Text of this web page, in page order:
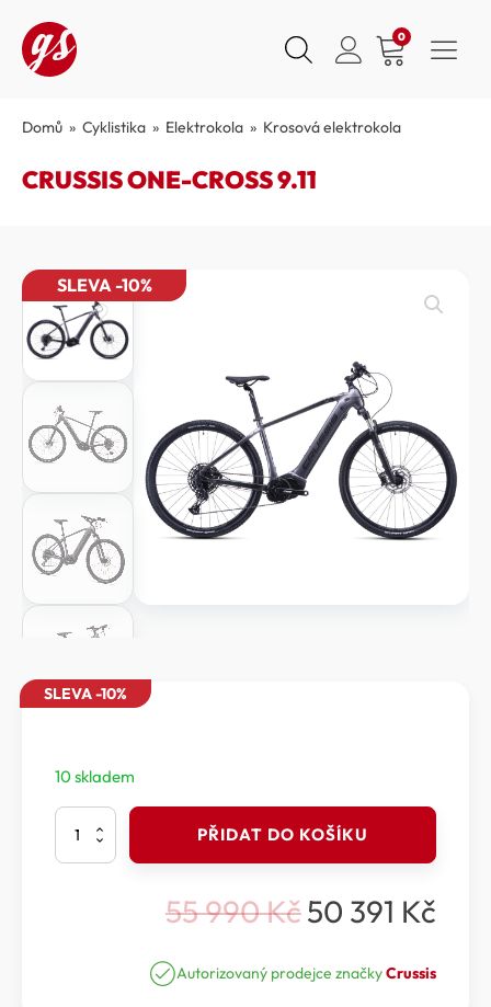
0
Domů » Cyklistika » Elektrokola » Krosová elektrokola
CRUSSIS ONE-CROSS 9.11
SLEVA -10%
SLEVA -10%
10 skladem
Crussis
Cross
PŘIDAT DO KOŠÍKU
55 990Kč
Původní
cena
byla:
50 391 Kč
Aktuální
cena
je:
Autorizovaný prodejce značkyCrussis